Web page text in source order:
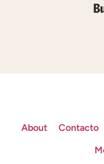
About Contacto